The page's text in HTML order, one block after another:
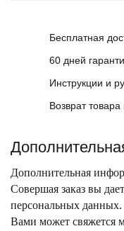
Бесплатная
60 дней
Инструкции и
Возврат
Дополнительная
Совершая заказ вы
персональных
Вами может свяжется